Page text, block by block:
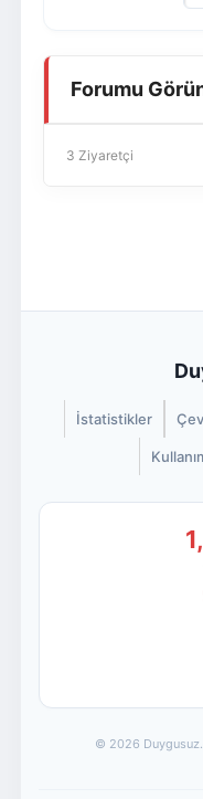
Forumu
3 Ziyaretçi
İstatistikler
© 2026